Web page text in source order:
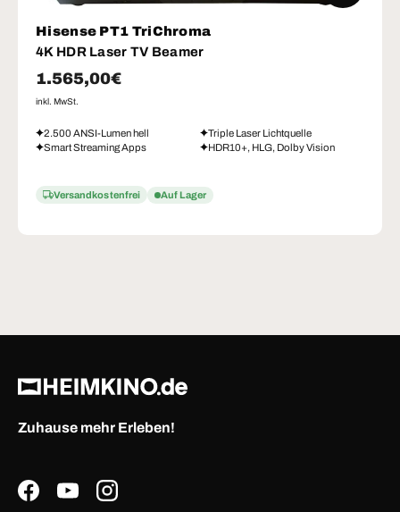
Hisense PT1 TriChroma
4K HDR Laser TV Beamer
Normaler Preis
1.565,00€
inkl. MwSt.
2.500 ANSI-Lumen hell
Triple Laser Lichtquelle
Smart Streaming Apps
HDR10+, HLG, Dolby Vision
Versandkostenfrei Auf Lager
Zuhause mehr Erleben!
FacebookYouTubeInstagram